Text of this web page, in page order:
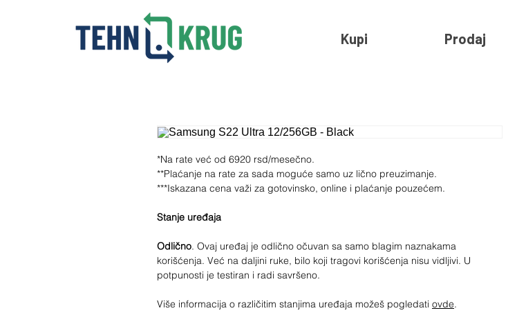
Kupi Prodaj
*Na rate već od 6920 rsd/mesečno.
**Plaćanje na rate za sada moguće samo uz lično preuzimanje.
***Iskazana cena važi za gotovinsko, online i plaćanje pouzećem.
Stanje uređaja
Odlično. Ovaj uređaj je odlično očuvan sa samo blagim naznakama
korišćenja. Već na daljini ruke, bilo koji tragovi korišćenja nisu vidljivi. U
potpunosti je testiran i radi savršeno.
Više informacija o različitim stanjima uređaja možeš pogledati ovde.